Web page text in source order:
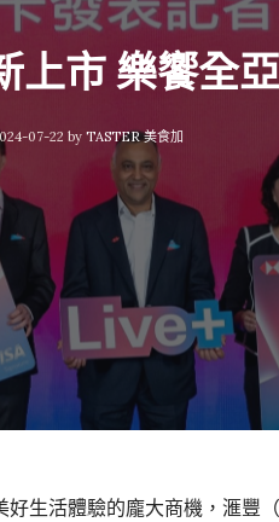
上市 樂饗全
07-22 by TASTER 美食加
生活體驗的龐大商機，滙豐